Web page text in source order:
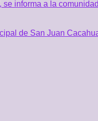
informa a la
de San Juan